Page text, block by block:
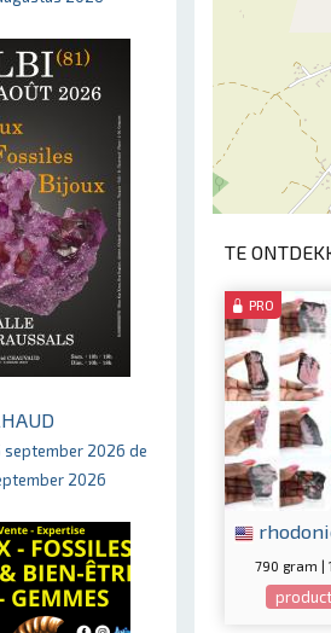
september 2026 de
2026
TE
PRO
790 gram |